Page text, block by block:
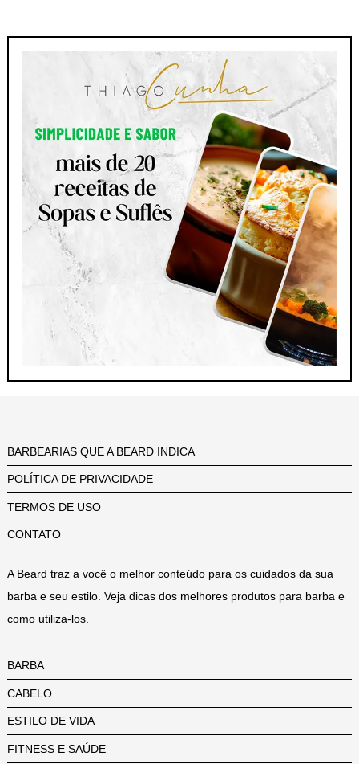
BARBEARIAS QUE A BEARD INDICA
POLÍTICA DE PRIVACIDADE
TERMOS DE USO
CONTATO
A Beard traz a você o melhor conteúdo para os cuidados da sua
barba e seu estilo. Veja dicas dos melhores produtos para barba e
como utiliza-los.
BARBA
CABELO
ESTILO DE VIDA
FITNESS E SAÚDE